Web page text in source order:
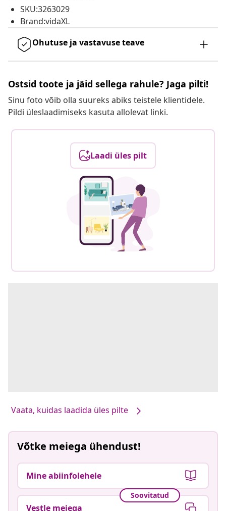
SKU:3263029
Brand:vidaXL
Ohutuse ja vastavuse teave
Ostsid toote ja jäid sellega rahule? Jaga pilti!
Sinu foto võib olla suureks abiks teistele klientidele.
Pildi üleslaadimiseks kasuta allolevat linki.
Laadi üles pilt
Vaata, kuidas laadida üles pilte
Võtke meiega ühendust!
Mine abiinfolehele
Soovitatud
Vestle meiega